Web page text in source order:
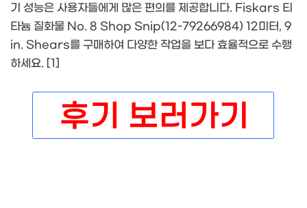
기 성능은 사용자들에게 많은 편의를 제공합니다. Fiskars 티
타늄 질화물 No. 8 Shop Snip(12-79266984) 12미터, 9
in. Shears를 구매하여 다양한 작업을 보다 효율적으로 수행
하세요. [1]